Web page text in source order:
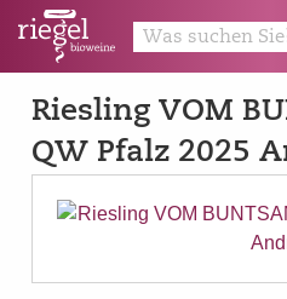
Riesling VOM
QW Pfalz 2025